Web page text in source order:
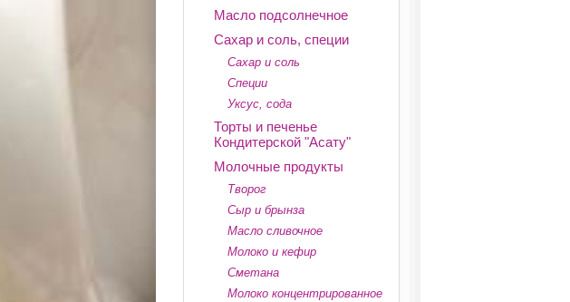
Масло подсолнечное
Сахар и соль, специи
Сахар и соль
Специи
Уксус, сода
Торты и печенье
Кондитерской "Асату"
Молочные продукты
Творог
Сыр и брынза
Масло сливочное
Молоко и кефир
Сметана
Молоко концентрированное